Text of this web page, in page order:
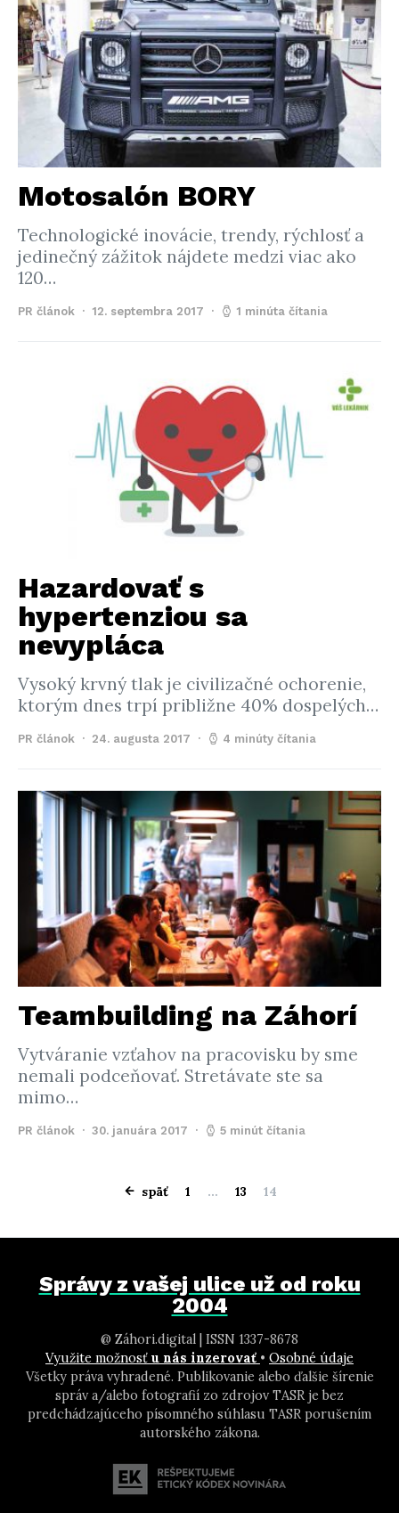
Motosalón BORY
Technologické inovácie, trendy, rýchlosť a
jedinečný zážitok nájdete medzi viac ako
120…
PR článok 12. septembra 2017 1 minúta čítania
Hazardovať s
hypertenziou sa
nevypláca
Vysoký krvný tlak je civilizačné ochorenie,
ktorým dnes trpí približne 40% dospelých…
PR článok 24. augusta 2017 4 minúty čítania
Teambuilding na Záhorí
Vytváranie vzťahov na pracovisku by sme
nemali podceňovať. Stretávate ste sa
mimo…
PR článok 30. januára 2017 5 minút čítania
späť 1 … 13 14
Správy z vašej ulice už od roku
2004
@ Záhori.digital | ISSN 1337-8678
Využite možnosť u nás inzerovať • Osobné údaje
Všetky práva vyhradené. Publikovanie alebo ďalšie šírenie
správ a/alebo fotografií zo zdrojov TASR je bez
predchádzajúceho písomného súhlasu TASR porušením
autorského zákona.